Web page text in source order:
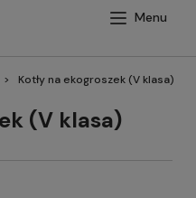
Kotły na ekogroszek (V klasa)
(V klasa)